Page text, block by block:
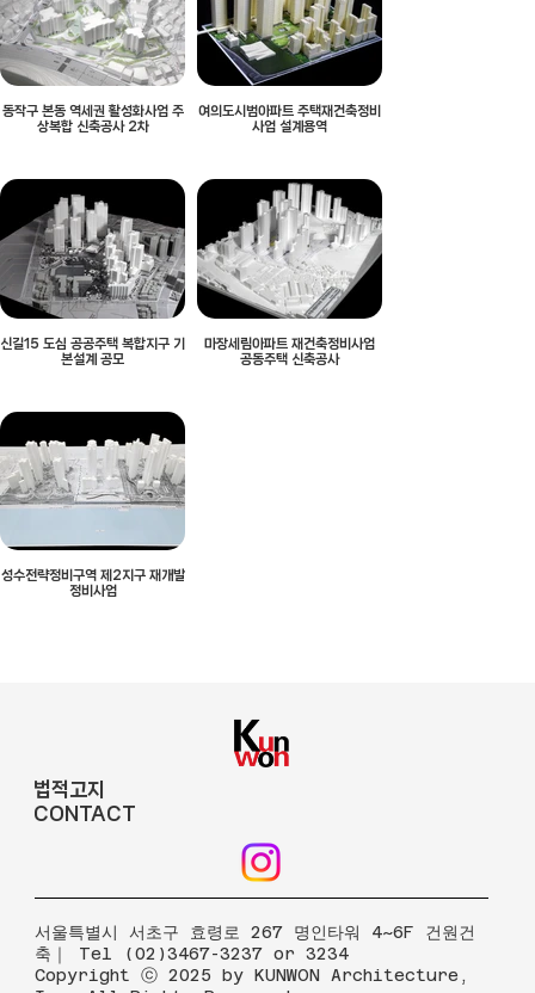
동작구 본동 역세권 활성화사업 주
상복합 신축공사 2차
여의도시범아파트 주택재건축정비
사업 설계용역
신길15 도심 공공주택 복합지구 기
본설계 공모
마장세림아파트 재건축정비사업
공동주택 신축공사
성수전략정비구역 제2지구 재개발
정비사업
법적고지
CONTACT
​서울특별시 서초구 효령로 267 명인타워 4~6F 건원건
축｜ Tel (02)3467-3237 or 3234
Copyright ⓒ 2025 by KUNWON Architecture,